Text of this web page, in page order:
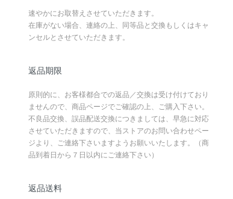
速やかにお取替えさせていただきます。
在庫がない場合、連絡の上、同等品と交換もしくはキャ
ンセルとさせていただきます。
返品期限
原則的に、お客様都合での返品／交換は受け付けており
ませんので、商品ページでご確認の上、ご購入下さい。
不良品交換、誤品配送交換につきましては、早急に対応
させていただきますので、当ストアのお問い合わせペー
ジより、ご連絡下さいますようお願いいたします。（商
品到着日から７日以内にご連絡下さい）
返品送料